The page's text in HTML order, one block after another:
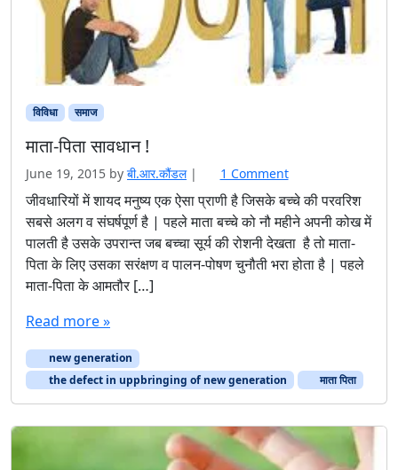
विविधा समाज
माता-पिता सावधान !
June 19, 2015 by बी.आर.कौंडल | 1 Commento
n
मा
ता
-
पि
जीवधारियों में शायद मनुष्य एक ऐसा प्राणी है जिसके बच्चे की परवरिश
सबसे अलग व संघर्षपूर्ण है | पहले माता बच्चे को नौ महीने अपनी कोख में
पालती है उसके उपरान्त जब बच्चा सूर्य की रोशनी देखता है तो माता-
पिता के लिए उसका सरंक्षण व पालन-पोषण चुनौती भरा होता है | पहले
माता-पिता के आमतौर […]
Read more »
new generation
the defect in uppbringing of new generation
माता पिता